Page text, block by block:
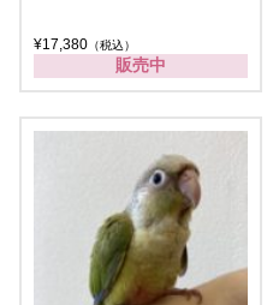
¥17,380 （税込）
販売中